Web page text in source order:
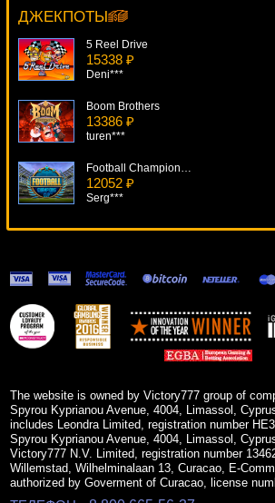
ДЖЕКПОТЫsgvwood***
5 Reel Drive
15338 ₽
Deni***
Boom Brothers
13386 ₽
turen***
Football Champions Cup
12052 ₽
Serg***
Lucky 7
6750 ₽
Deni***
Bratva
The website is owned by Victory777 group of
Spyrou Kyprianou Avenue, 4004, Limassol,
includes Leondra Limited, registration number
Spyrou Kyprianou Avenue, 4004, Limassol,
Victory777 N.V. Limited, registration number
Willemstad, Wilhelminalaan 13, Curacao, E-
authorized by Goverment of Curacao, license